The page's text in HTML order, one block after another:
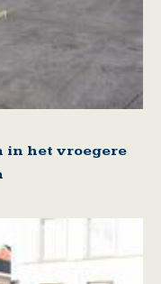
in het vroegere